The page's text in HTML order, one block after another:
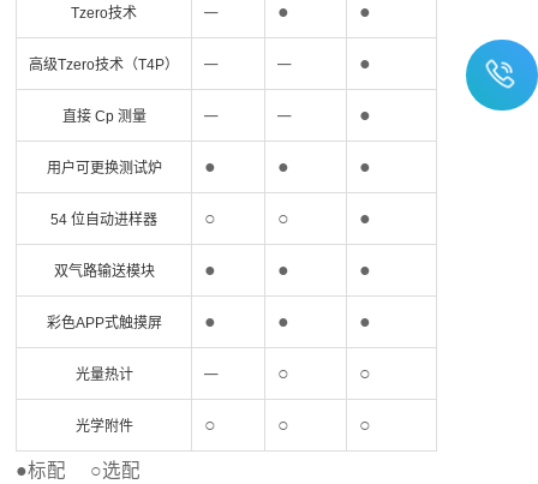
Tzero技术 ─ ● ●
高级Tzero技术（T4P） ─ ─ ●
直接 Cp 测量 ─ ─ ●
用户可更换测试炉 ● ● ●
54 位自动进样器 ○ ○ ●
双气路输送模块 ● ● ●
彩色APP式触摸屏 ● ● ●
光量热计 ─ ○ ○
光学附件 ○ ○ ○
●标配 ○选配